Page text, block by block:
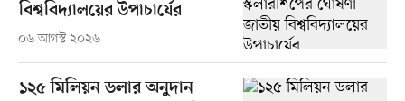
বিশ্ববিদ্যালয়ের উপাচার্যের
০৬ আগস্ট ২০২৬
১২৫ মিলিয়ন ডলার অনুদান